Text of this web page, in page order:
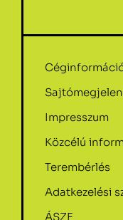
Impresszum
Közcélú
Terembérlés
Adatkezelési
ÁSZF